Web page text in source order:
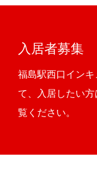
入居者募集
福島駅西口イン
て、入居したい
覧ください。